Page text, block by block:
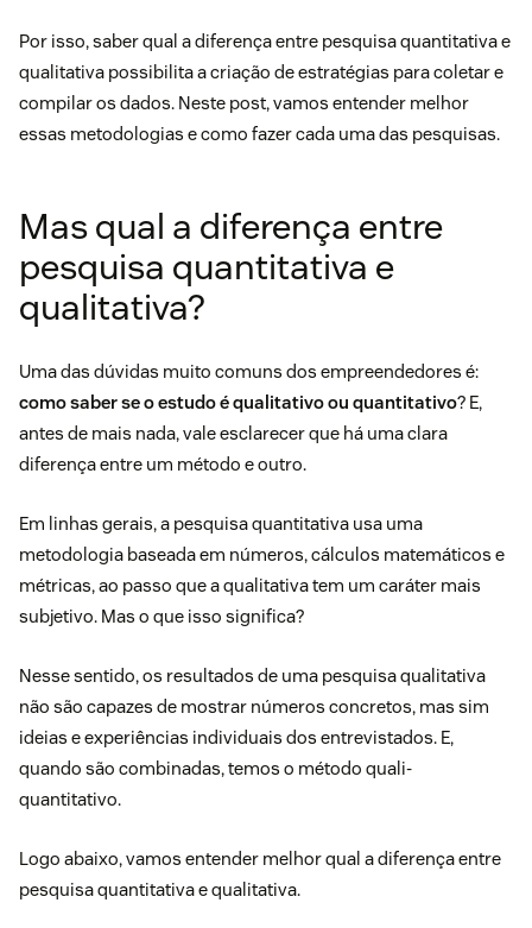
Por isso, saber qual a diferença entre pesquisa quantitativa e
qualitativa possibilita a criação de estratégias para coletar e
compilar os dados. Neste post, vamos entender melhor
essas metodologias e como fazer cada uma das pesquisas.
Mas qual a diferença entre
pesquisa quantitativa e
qualitativa?
Uma das dúvidas muito comuns dos empreendedores é:
como saber se o estudo é qualitativo ou quantitativo? E,
antes de mais nada, vale esclarecer que há uma clara
diferença entre um método e outro.
Em linhas gerais, a pesquisa quantitativa usa uma
metodologia baseada em números, cálculos matemáticos e
métricas, ao passo que a qualitativa tem um caráter mais
subjetivo. Mas o que isso significa?
Nesse sentido, os resultados de uma pesquisa qualitativa
não são capazes de mostrar números concretos, mas sim
ideias e experiências individuais dos entrevistados. E,
quando são combinadas, temos o método quali-
quantitativo.
Logo abaixo, vamos entender melhor qual a diferença entre
pesquisa quantitativa e qualitativa.